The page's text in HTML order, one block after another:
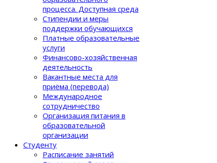
процеcса. Доступная среда
Стипендии и меры
поддержки обучающихся
Платные образовательные
услуги
Финансово-хозяйственная
деятельность
Вакантные места для
приёма (перевода)
Международное
сотрудничество
Организация питания в
образовательной
организации
Студенту
Расписание занятий